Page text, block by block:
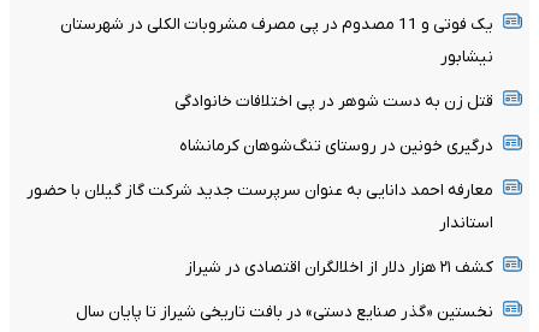
یک فوتی و 11 مصدوم در پی مصرف مشروبات الکلی در شهرستان
نیشابور
قتل زن به دست شوهر در پی اختلافات خانوادگی
درگیری خونین در روستای تنگ‌شوهان کرمانشاه
معارفه احمد دانایی به عنوان سرپرست جدید شرکت گاز گیلان با حضور
استاندار
کشف ۲۱ هزار دلار از اخلالگران اقتصادی در شیراز
نخستین «گذر صنایع دستی» در بافت تاریخی شیراز تا پایان سال